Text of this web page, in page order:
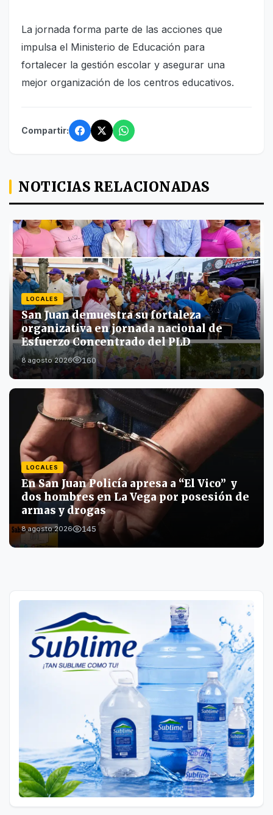
La jornada forma parte de las acciones que
impulsa el Ministerio de Educación para
fortalecer la gestión escolar y asegurar una
mejor organización de los centros educativos.
Compartir:
NOTICIAS RELACIONADAS
LOCALES
San Juan demuestra su fortaleza
organizativa en jornada nacional de
Esfuerzo Concentrado del PLD
8 agosto 2026 160
LOCALES
En San Juan Policía apresa a “El Vico” y
dos hombres en La Vega por posesión de
armas y drogas
8 agosto 2026 145